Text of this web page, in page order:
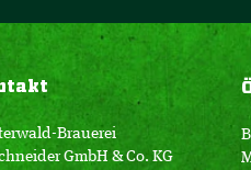
Brauerei
GmbH & Co. KG